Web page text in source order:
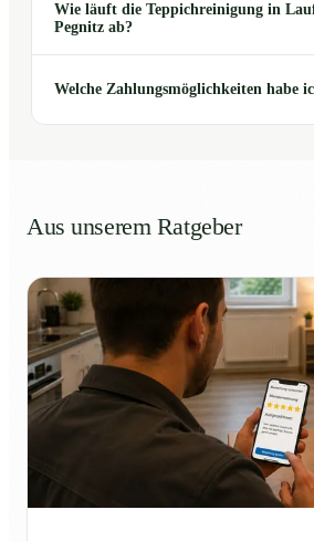
Wie läuft die Teppichreinigung in
Pegnitz ab?
Welche Zahlungsmöglichkeiten habe
Aus unserem Ratgeber